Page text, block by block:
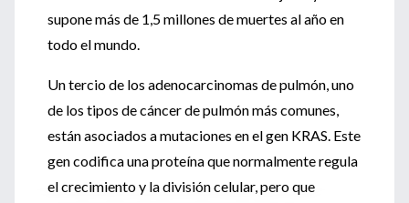
supone más de 1,5 millones de muertes al año en
todo el mundo.
Un tercio de los adenocarcinomas de pulmón, uno
de los tipos de cáncer de pulmón más comunes,
están asociados a mutaciones en el gen KRAS. Este
gen codifica una proteína que normalmente regula
el crecimiento y la división celular, pero que